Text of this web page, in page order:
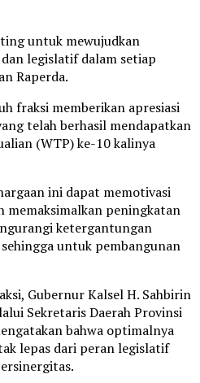
untuk mewujudkan
legislatif dalam setiap
Raperda.
fraksi memberikan apresiasi
telah berhasil mendapatkan
(WTP) ke-10 kalinya
ini dapat memotivasi
memaksimalkan peningkatan
ketergantungan
untuk pembangunan
Gubernur Kalsel H. Sahbirin
Sekretaris Daerah Provinsi
bahwa optimalnya
lepas dari peran legislatif